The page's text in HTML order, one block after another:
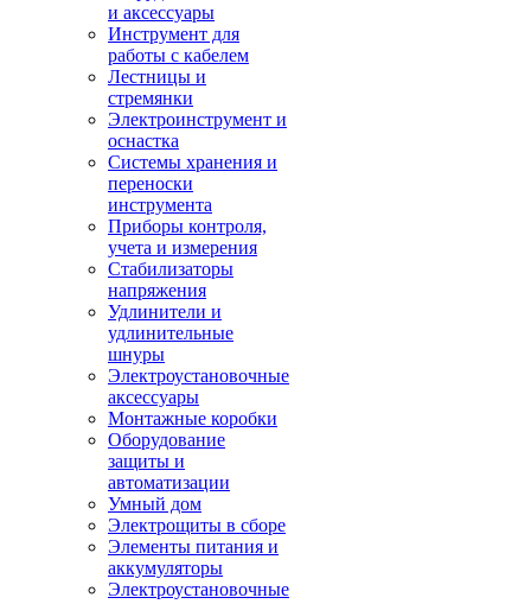
и аксессуары
Инструмент для
работы с кабелем
Лестницы и
стремянки
Электроинструмент и
оснастка
Системы хранения и
переноски
инструмента
Приборы контроля,
учета и измерения
Стабилизаторы
напряжения
Удлинители и
удлинительные
шнуры
Электроустановочные
аксессуары
Монтажные коробки
Оборудование
защиты и
автоматизации
Умный дом
Электрощиты в сборе
Элементы питания и
аккумуляторы
Электроустановочные